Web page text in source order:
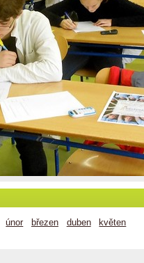
únor březen duben
květen